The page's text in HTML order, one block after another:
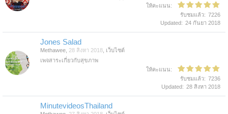
ให้คะแนน:
รับชมแล้ว: 7226
Updated: 24 กันยา 2018
Jones Salad
Methawee 28 สิงหา 2018 เว็บไซต์
เพจสาระเกี่ยวกับสุขภาพ
ให้คะแนน:
รับชมแล้ว: 7236
Updated: 28 สิงหา 2018
MinutevideosThailand